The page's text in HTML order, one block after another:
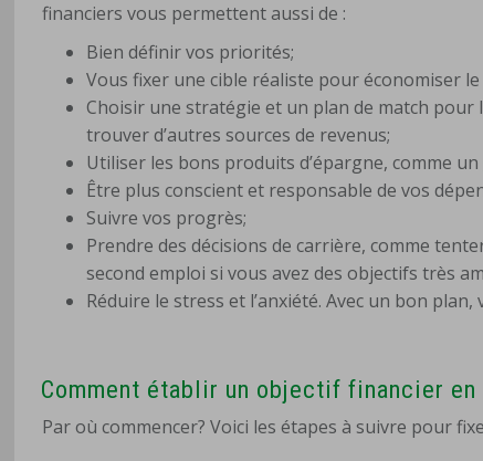
financiers vous permettent aussi de :
Bien définir vos priorités;
Vous fixer une cible réaliste pour économiser
Choisir une stratégie et un plan de match pour
trouver d’autres sources de revenus;
Utiliser les bons produits d’épargne, comme un
Être plus conscient et responsable de vos
Suivre vos progrès;
Prendre des décisions de carrière, comme
second emploi si vous avez des objectifs très
Réduire le stress et l’anxiété. Avec un bon
Comment établir un objectif financier
Par où commencer? Voici les étapes à suivre pour